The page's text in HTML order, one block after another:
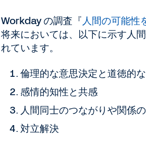
Workday の調査『人間の可能性
将来においては、以下に示す人
れています。
倫理的な意思決定と道徳的
感情的知性と共感
人間同士のつながりや関係
対立解決